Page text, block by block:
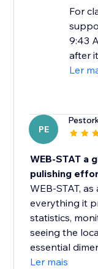
For
9:43
after
Ler
PE
WEB-STAT a
pulishing
WEB-STAT,
everything it
statistics,
seeing the
essential
Ler mais